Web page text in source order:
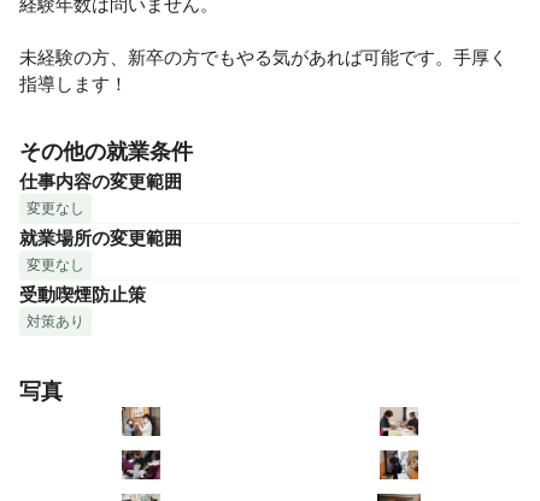
未経験の方、新卒の方でもやる気があれば可能です。手厚く
指導します！
その他の就業条件
仕事内容の変更範囲
変更なし
就業場所の変更範囲
変更なし
受動喫煙防止策
対策あり
写真